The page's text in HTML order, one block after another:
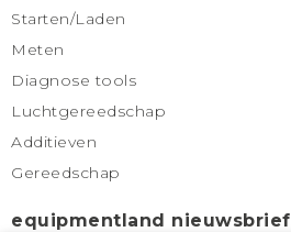
Starten/Laden
Meten
Diagnose tools
Luchtgereedschap
Additieven
Gereedschap
equipmentland nieuwsbrief